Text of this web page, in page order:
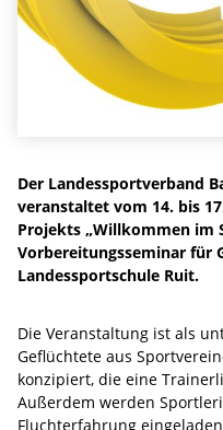
Der Landessportverband
veranstaltet vom 14. bis
Projekts „Willkommen im
Vorbereitungsseminar für
Landessportschule Ruit.
Die Veranstaltung ist als
Geflüchtete aus
konzipiert, die eine
Außerdem werden
Fluchterfahrung